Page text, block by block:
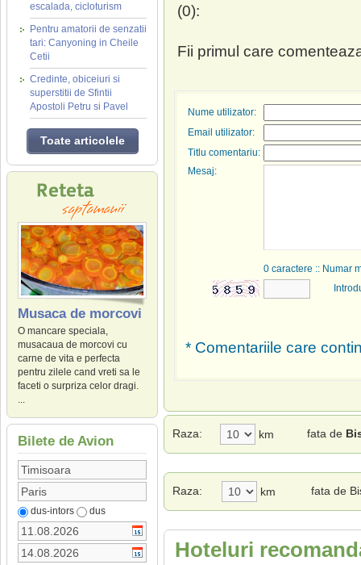
escalada, cicloturism
Pentru amatorii de senzatii
tari: Canyoning in Cheile
Cetii
Credinte, obiceiuri si
superstitii de Sfintii
Apostoli Petru si Pavel
Toate articolele
Musaca de morcovi
O mancare speciala,
musacaua de morcovi cu
carne de vita e perfecta
pentru zilele cand vreti sa le
faceti o surpriza celor dragi.
...
Bilete de Avion
dus-intors dus
(0):
Fii primul care
Nume utilizator:
Email utilizator:
Titlu comentariu:
Mesaj:
0 caractere :: Numar
* Comentariile care
Raza: km fata de
Raza: km fata de
Hoteluri